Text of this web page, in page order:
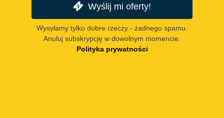
Wyślij mi oferty!
Wysyłamy tylko dobre rzeczy - żadnego spamu.
Anuluj subskrypcję w dowolnym momencie.
Polityka prywatności